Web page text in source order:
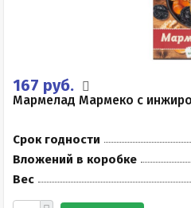
167 руб.
Мармелад Мармеко с
Срок годности
Вложений в коробке
Вес